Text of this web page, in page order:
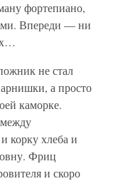
фортепиано,
Впереди — ни
не стал
а просто
каморке.
корку хлеба и
Фриц
и скоро